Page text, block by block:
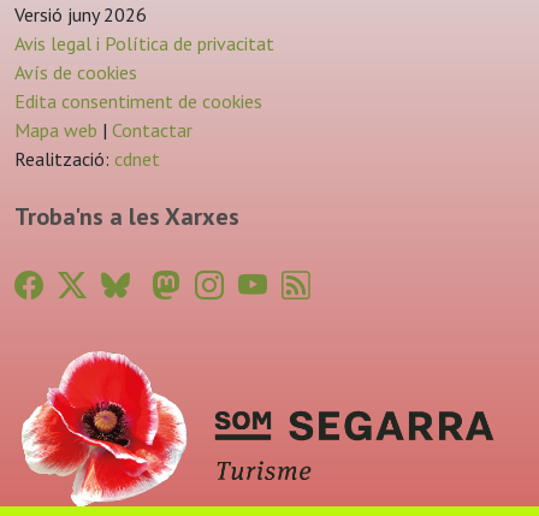
Versió juny 2026
Avis legal i Política de privacitat
Avís de cookies
Edita consentiment de cookies
Mapa web | Contactar
Realització: cdnet
Troba'ns a les Xarxes